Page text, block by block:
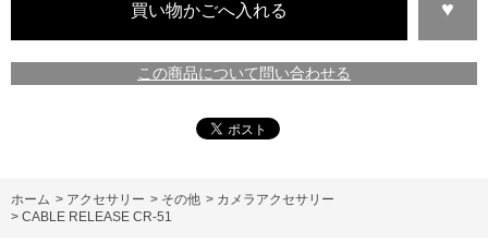
この商品について問い合わせる
ホーム > アクセサリー > その他 > カメラアクセサリー
> CABLE RELEASE CR-51